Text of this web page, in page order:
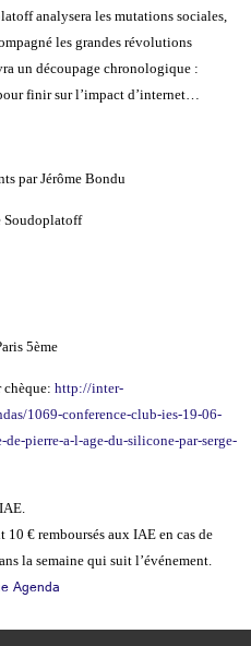
analysera les mutations sociales,
les grandes révolutions
un découpage chronologique :
finir sur l’impact d’internet…
par Jérôme Bondu
Soudoplatoff
5ème
http://inter-
1069-conference-club-ies-19-06-
pierre-a-l-age-du-silicone-par-serge-
10 € remboursés aux IAE en cas de
la semaine qui suit l’événement.
Agenda